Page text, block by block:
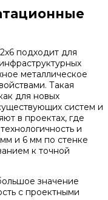
подходит для
металлическое
Такая
для новых
систем и
в проектах, где
и
и 6 мм по стенке
к точной
значение
с проектными